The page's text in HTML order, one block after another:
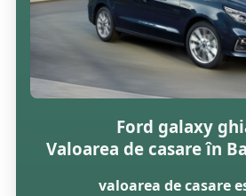
Ford galaxy
Valoarea de casare în
valoarea de casare